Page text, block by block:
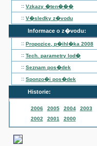
:: Vzkazy �ten���
:: V�sledky z�vodu
Informace o z�vodu:
:: Propozice, p�ihl�ka 2008
:: Tech. parametry lod�
:: Seznam pos�dek
:: Sponzo�i pos�dek
Historie:
2006 2005 2004
2003
2002
2001 2000